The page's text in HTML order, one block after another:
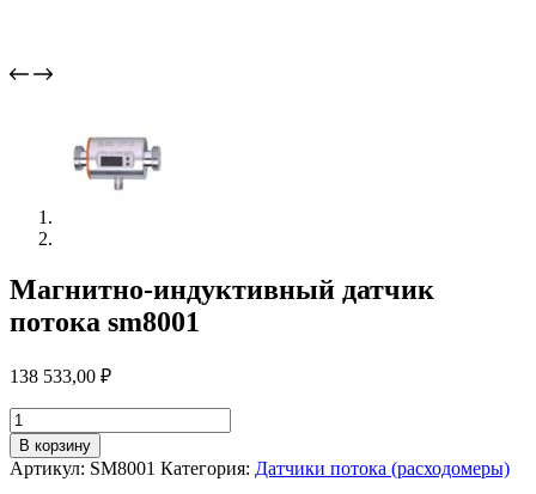
Магнитно-индуктивный датчик
потока sm8001
138 533,00 ₽
Количество
товара
Магнитно-
индуктивный
В корзину
Артикул: SM8001 Категория: Датчики потока (расходомеры)